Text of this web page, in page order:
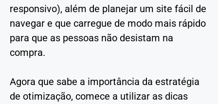
responsivo), além de planejar um site fácil de
navegar e que carregue de modo mais rápido
para que as pessoas não desistam na
compra.
Agora que sabe a importância da estratégia
de otimização, comece a utilizar as dicas